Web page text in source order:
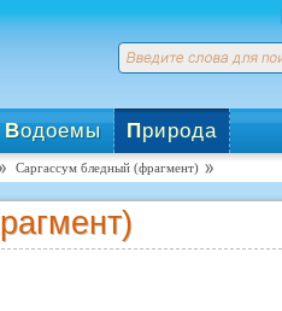
Водоемы Природа
Саргассум бледный (фрагмент)